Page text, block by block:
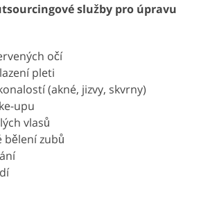
služby pro úpravu
očí
pleti
(akné, jizvy, skvrny)
upu
vlasů
bělení zubů